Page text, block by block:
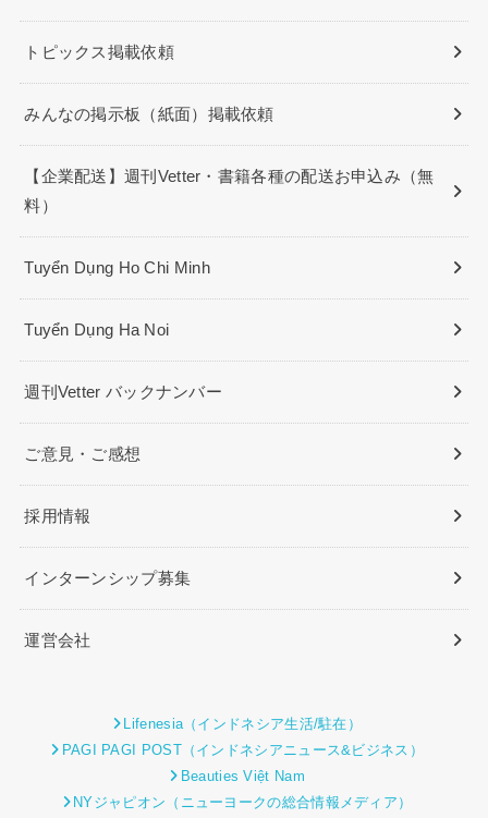
トピックス掲載依頼
みんなの掲示板（紙面）掲載依頼
【企業配送】週刊Vetter・書籍各種の配送お申込み（無
料）
Tuyển Dụng Ho Chi Minh
Tuyển Dụng Ha Noi
週刊Vetter バックナンバー
ご意見・ご感想
採用情報
インターンシップ募集
運営会社
Lifenesia（インドネシア生活/駐在）
PAGI PAGI POST（インドネシアニュース&ビジネス）
Beauties Việt Nam
NYジャピオン（ニューヨークの総合情報メディア）